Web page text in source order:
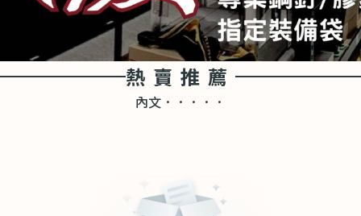
熱賣推薦
內文．．．．．